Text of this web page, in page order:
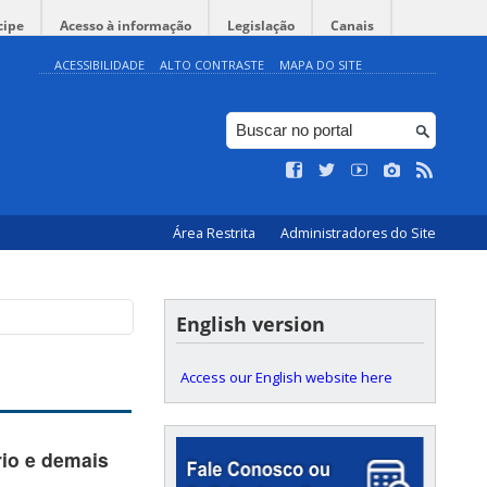
Acesso à informação Legislação Canais
ACESSIBILIDADE ALTO CONTRASTE MAPA DO SITE
Área Restrita Administradores do Site
e demais
English version
Access our English website here